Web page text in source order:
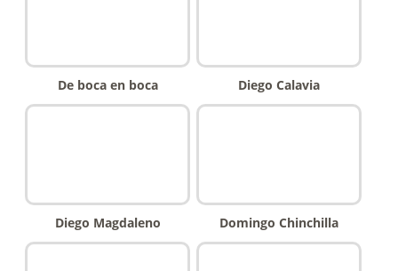
De boca en boca Diego Calavia
Diego Magdaleno Domingo Chinchilla